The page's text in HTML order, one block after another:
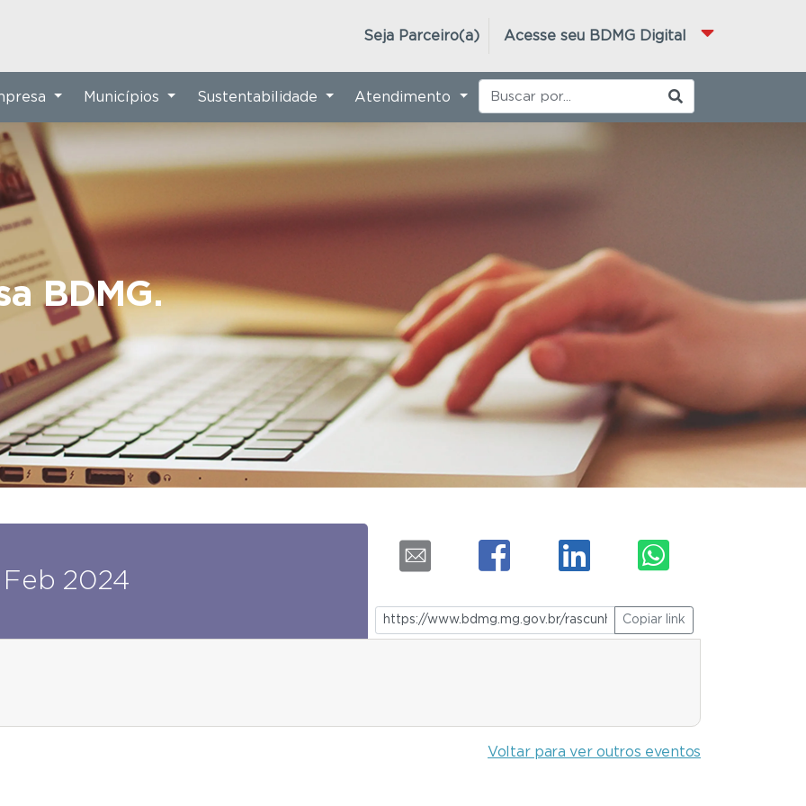
Acesse seu BDMG Digital
Seja Parceiro(a)
BDMG.
Municípios Sustentabilidade Atendimento
Feb 2024
Copiar link
Voltar para ver outros eventos